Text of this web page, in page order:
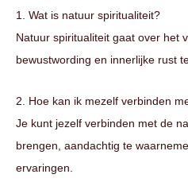
1. Wat is natuur spiritualiteit?
Natuur spiritualiteit gaat over het
bewustwording en innerlijke rust
2. Hoe kan ik mezelf verbinden
Je kunt jezelf verbinden met de
brengen, aandachtig te
ervaringen.